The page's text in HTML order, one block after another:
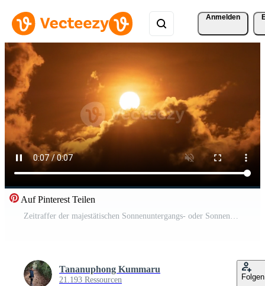
Anmelden
Auf Pinterest Teilen
Zeitraffer der majestätischen Sonnenuntergangs- oder Sonnenaufgangslandschaft schöne Wolken- und Himmelsnaturlandschaftsszene. 4k-Aufnahmen. Kostenloses Video
Tananuphong Kummaru
21.193 Ressourcen Folgen